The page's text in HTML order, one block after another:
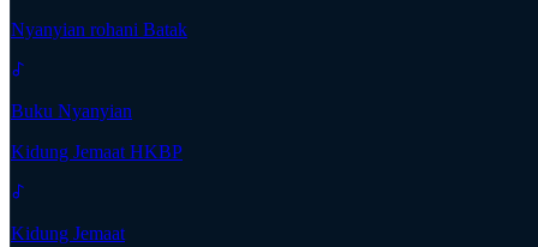
Nyanyian rohani Batak
Buku Nyanyian
Kidung Jemaat HKBP
Kidung Jemaat